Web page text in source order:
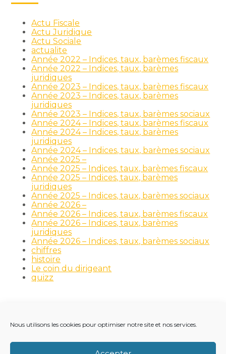
Nous utilisons les cookies pour optimiser notre site et nos services.
Actu Fiscale
Actu Juridique
Actu Sociale
actualite
Année 2022 – Indices, taux, barèmes fiscaux
Année 2022 – Indices, taux, barèmes
juridiques
Année 2023 – Indices, taux, barèmes fiscaux
Année 2023 – Indices, taux, barèmes
juridiques
Année 2023 – Indices, taux, barèmes sociaux
Année 2024 – Indices, taux, barèmes fiscaux
Année 2024 – Indices, taux, barèmes
juridiques
Année 2024 – Indices, taux, barèmes sociaux
Année 2025 –
Année 2025 – Indices, taux, barèmes fiscaux
Année 2025 – Indices, taux, barèmes
juridiques
Année 2025 – Indices, taux, barèmes sociaux
Année 2026 –
Année 2026 – Indices, taux, barèmes fiscaux
Année 2026 – Indices, taux, barèmes
juridiques
Année 2026 – Indices, taux, barèmes sociaux
chiffres
histoire
Le coin du dirigeant
quizz
Principale
RECRUTEMENT
NOTRE ACTUALITÉ